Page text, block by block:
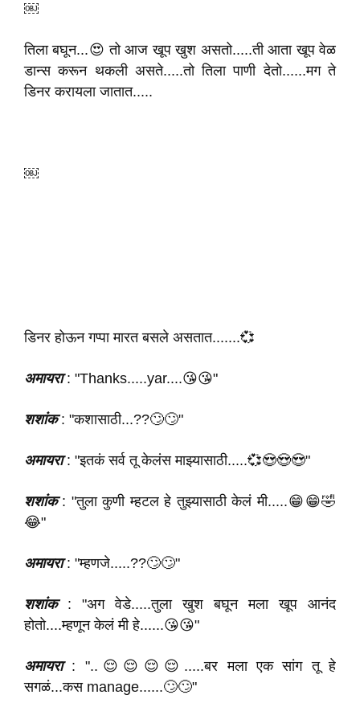
￼
तिला बघून...😍 तो आज खूप खुश असतो.....ती आता खूप वेळ
डान्स करून थकली असते.....तो तिला पाणी देतो......मग ते
डिनर करायला जातात.....
￼
डिनर होऊन गप्पा मारत बसले असतात.......💞
अमायरा: "Thanks.....yar....😘😘"
शशांक: "कशासाठी...??🙄🙄"
अमायरा: "इतकं सर्व तू केलंस माझ्यासाठी.....💞😍😍😍"
शशांक: "तुला कुणी म्हटल हे तुझ्यासाठी केलं मी.....😁😁🤣
😂"
अमायरा: "म्हणजे.....??🙄🙄"
शशांक: "अग वेडे.....तुला खुश बघून मला खूप आनंद
होतो....म्हणून केलं मी हे......😘😘"
अमायरा: "..😌😌😌😌.....बर मला एक सांग तू हे
सगळं...कस manage......🙄🙄"